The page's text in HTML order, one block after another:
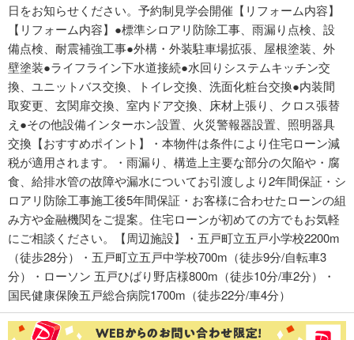
日をお知らせください。予約制見学会開催【リフォーム内容】
【リフォーム内容】●標準シロアリ防除工事、雨漏り点検、設
備点検、耐震補強工事●外構・外装駐車場拡張、屋根塗装、外
壁塗装●ライフライン下水道接続●水回りシステムキッチン交
換、ユニットバス交換、トイレ交換、洗面化粧台交換●内装間
取変更、玄関扉交換、室内ドア交換、床材上張り、クロス張替
え●その他設備インターホン設置、火災警報器設置、照明器具
交換【おすすめポイント】・本物件は条件により住宅ローン減
税が適用されます。・雨漏り、構造上主要な部分の欠陥や・腐
食、給排水管の故障や漏水についてお引渡しより2年間保証・シ
ロアリ防除工事施工後5年間保証・お客様に合わせたローンの組
み方や金融機関をご提案。住宅ローンが初めての方でもお気軽
にご相談ください。【周辺施設】・五戸町立五戸小学校2200m
（徒歩28分）・五戸町立五戸中学校700m（徒歩9分/自転車3
分）・ローソン 五戸ひばり野店様800m（徒歩10分/車2分）・
国民健康保険五戸総合病院1700m（徒歩22分/車4分）